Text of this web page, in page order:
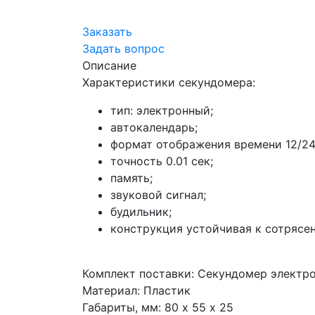
Заказать
Задать вопрос
Описание
Характеристики секундомера:
тип: электронный;
автокалендарь;
формат отображения времени 12/
точность 0.01 сек;
память;
звуковой сигнал;
будильник;
конструкция устойчивая к
Комплект поставки: Секундомер
Материал: Пластик
Габариты, мм: 80 х 55 х 25